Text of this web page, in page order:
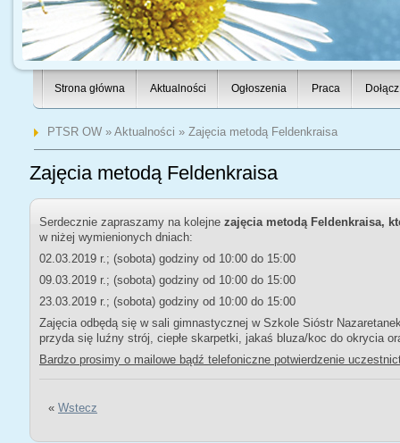
Strona główna Aktualności Ogłoszenia Praca
PTSR OW» Aktualności » Zajęcia metodą Feldenkraisa
Zajęcia metodą Feldenkraisa
Serdecznie zapraszamy na kolejne zajęcia metodą Feldenkraisa,
w niżej wymienionych dniach:
02.03.2019 r.; (sobota) godziny od 10:00 do 15:00
09.03.2019 r.; (sobota) godziny od 10:00 do 15:00
23.03.2019 r.; (sobota) godziny od 10:00 do 15:00
Zajęcia odbędą się w sali gimnastycznej w Szkole Sióstr
przyda się luźny strój, ciepłe skarpetki, jakaś bluza/koc do okrycia
Bardzo prosimy o mailowe bądź telefoniczne potwierdzenie
« Wstecz